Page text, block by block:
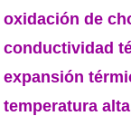
oxidación de
conductividad
expansión
temperatura